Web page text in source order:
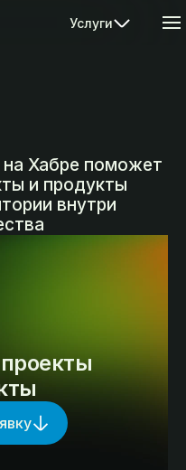
Услуги
на Хабре поможет
и продукты
внутри